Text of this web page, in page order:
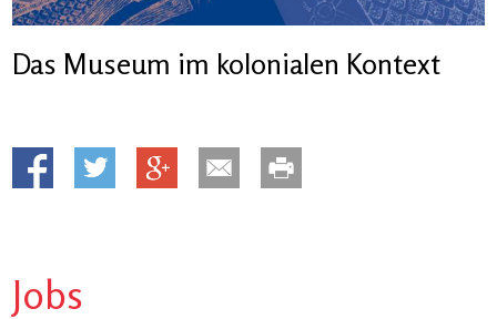
Das Museum im kolonialen Kontext
Jobs